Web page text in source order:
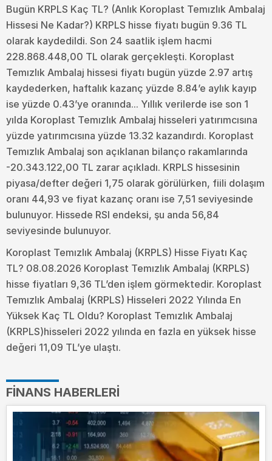
Bugün KRPLS Kaç TL? (Anlık Koroplast Temızlık Ambalaj
Hissesi Ne Kadar?) KRPLS hisse fiyatı bugün 9.36 TL
olarak kaydedildi. Son 24 saatlik işlem hacmi
228.868.448,00 TL olarak gerçekleşti. Koroplast
Temızlık Ambalaj hissesi fiyatı bugün yüzde 2.97 artış
kaydederken, haftalık kazanç yüzde 8.84’e aylık kayıp
ise yüzde 0.43’ye oranında... Yıllık verilerde ise son 1
yılda Koroplast Temızlık Ambalaj hisseleri yatırımcısına
yüzde yatırımcısına yüzde 13.32 kazandırdı. Koroplast
Temızlık Ambalaj son açıklanan bilanço rakamlarında
-20.343.122,00 TL zarar açıkladı. KRPLS hissesinin
piyasa/defter değeri 1,75 olarak görülürken, fiili dolaşım
oranı 44,93 ve fiyat kazanç oranı ise 7,51 seviyesinde
bulunuyor. Hissede RSI endeksi, şu anda 56,84
seviyesinde bulunuyor.
Koroplast Temızlık Ambalaj (KRPLS) Hisse Fiyatı Kaç
TL? 08.08.2026 Koroplast Temızlık Ambalaj (KRPLS)
hisse fiyatları 9,36 TL’den işlem görmektedir. Koroplast
Temızlık Ambalaj (KRPLS) Hisseleri 2022 Yılında En
Yüksek Kaç TL Oldu? Koroplast Temızlık Ambalaj
(KRPLS)hisseleri 2022 yılında en fazla en yüksek hisse
değeri 11,09 TL’ye ulaştı.
FINANS HABERLERI